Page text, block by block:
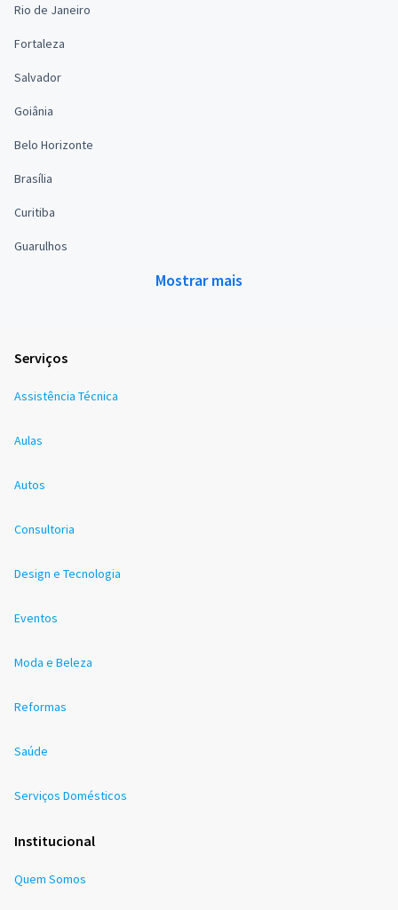
Rio de Janeiro
Fortaleza
Salvador
Goiânia
Belo Horizonte
Brasília
Curitiba
Guarulhos
Mostrar mais
Serviços
Assistência Técnica
Aulas
Autos
Consultoria
Design e Tecnologia
Eventos
Moda e Beleza
Reformas
Saúde
Serviços Domésticos
Institucional
Quem Somos